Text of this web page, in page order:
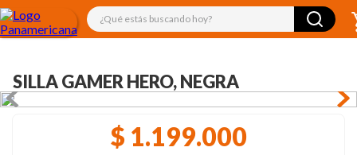
¿Qué estás buscando hoy?
SILLA GAMER HERO, NEGRA
$ 1.199.000